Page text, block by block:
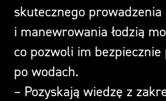
skutecznego prowadzenia
i manewrowania łodzią
co pozwoli im bezpiecznie
po wodach.
– Pozyskają wiedzę z